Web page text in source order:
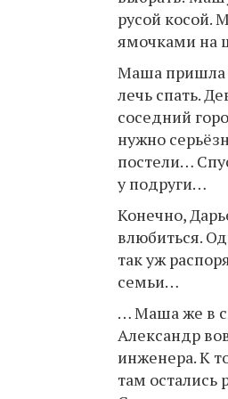
русой косой.
ямочками на
Маша пришла
лечь спать.
соседний
нужно
постели…
у подруги…
Конечно,
влюбиться.
так уж
семьи…
… Маша же в
Александр
инженера. К
там